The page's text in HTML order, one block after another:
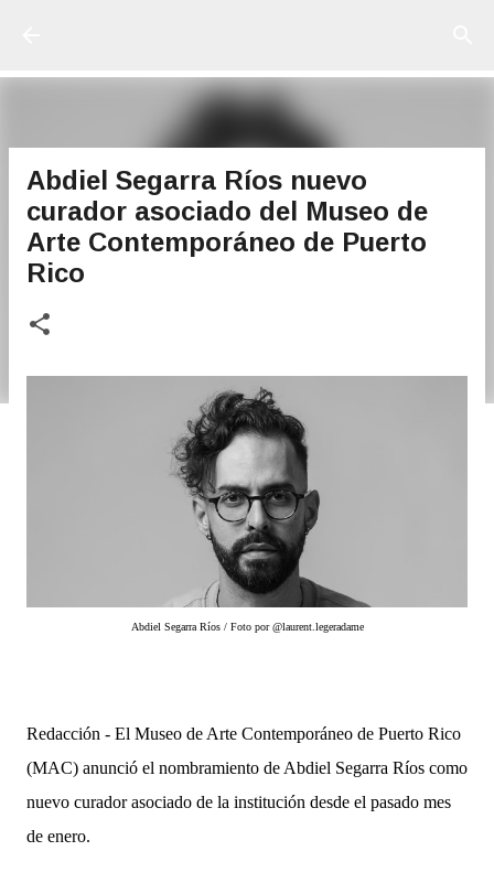
Abdiel Segarra Ríos nuevo
curador asociado del Museo de
Arte Contemporáneo de Puerto
Rico
Abdiel Segarra Ríos / Foto por @laurent.legeradame
Redacción - El Museo de Arte Contemporáneo de Puerto Rico
(MAC) anunció el nombramiento de Abdiel Segarra Ríos como
nuevo curador asociado de la institución desde el pasado mes
de enero.